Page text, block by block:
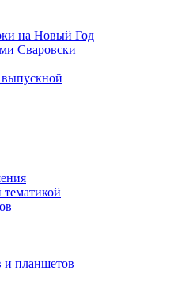
на Новый Год
Сваровски
и планшетов